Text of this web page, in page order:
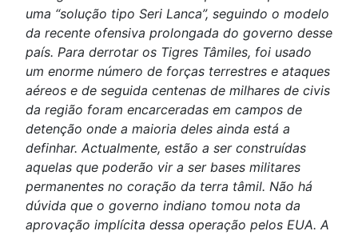
uma “solução tipo Seri Lanca”, seguindo o modelo
da recente ofensiva prolongada do governo desse
país. Para derrotar os Tigres Tâmiles, foi usado
um enorme número de forças terrestres e ataques
aéreos e de seguida centenas de milhares de civis
da região foram encarceradas em campos de
detenção onde a maioria deles ainda está a
definhar. Actualmente, estão a ser construídas
aquelas que poderão vir a ser bases militares
permanentes no coração da terra tâmil. Não há
dúvida que o governo indiano tomou nota da
aprovação implícita dessa operação pelos EUA. A